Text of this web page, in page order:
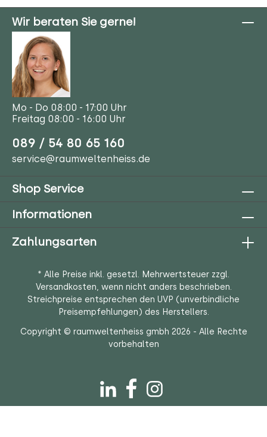
Wir beraten Sie gerne!
Mo - Do 08:00 - 17:00 Uhr
Freitag 08:00 - 16:00 Uhr
089 / 54 80 65 160
service@raumweltenheiss.de
Shop Service
Informationen
Zahlungsarten
* Alle Preise inkl. gesetzl. Mehrwertsteuer zzgl.
Versandkosten, wenn nicht anders beschrieben.
Streichpreise entsprechen den UVP (unverbindliche
Preisempfehlungen) des Herstellers.
Copyright © raumweltenheiss gmbh 2026 - Alle Rechte
vorbehalten